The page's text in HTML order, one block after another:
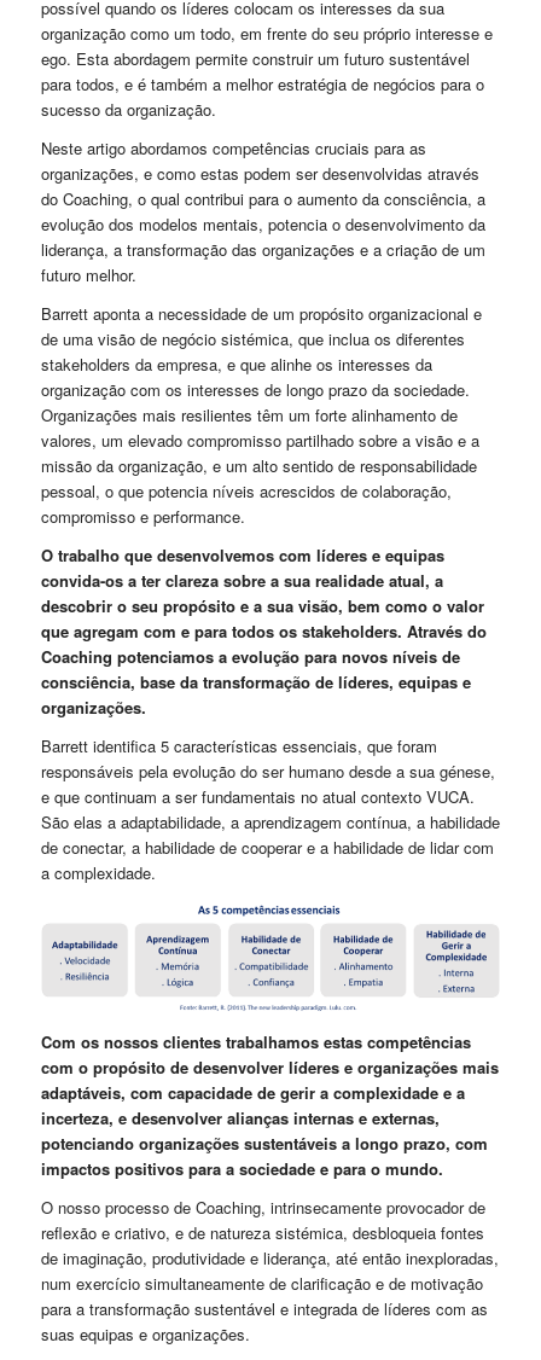
possível quando os líderes colocam os interesses da sua
organização como um todo, em frente do seu próprio interesse e
ego. Esta abordagem permite construir um futuro sustentável
para todos, e é também a melhor estratégia de negócios para o
sucesso da organização.
Neste artigo abordamos competências cruciais para as
organizações, e como estas podem ser desenvolvidas através
do Coaching, o qual contribui para o aumento da consciência, a
evolução dos modelos mentais, potencia o desenvolvimento da
liderança, a transformação das organizações e a criação de um
futuro melhor.
Barrett aponta a necessidade de um propósito organizacional e
de uma visão de negócio sistémica, que inclua os diferentes
stakeholders da empresa, e que alinhe os interesses da
organização com os interesses de longo prazo da sociedade.
Organizações mais resilientes têm um forte alinhamento de
valores, um elevado compromisso partilhado sobre a visão e a
missão da organização, e um alto sentido de responsabilidade
pessoal, o que potencia níveis acrescidos de colaboração,
compromisso e performance.
O trabalho que desenvolvemos com líderes e equipas
convida-os a ter clareza sobre a sua realidade atual, a
descobrir o seu propósito e a sua visão, bem como o valor
que agregam com e para todos os stakeholders. Através do
Coaching potenciamos a evolução para novos níveis de
consciência, base da transformação de líderes, equipas e
organizações.
Barrett identifica 5 características essenciais, que foram
responsáveis pela evolução do ser humano desde a sua génese,
e que continuam a ser fundamentais no atual contexto VUCA.
São elas a adaptabilidade, a aprendizagem contínua, a habilidade
de conectar, a habilidade de cooperar e a habilidade de lidar com
a complexidade.
Com os nossos clientes trabalhamos estas competências
com o propósito de desenvolver líderes e organizações mais
adaptáveis, com capacidade de gerir a complexidade e a
incerteza, e desenvolver alianças internas e externas,
potenciando organizações sustentáveis a longo prazo, com
impactos positivos para a sociedade e para o mundo.
O nosso processo de Coaching, intrinsecamente provocador de
reflexão e criativo, e de natureza sistémica, desbloqueia fontes
de imaginação, produtividade e liderança, até então inexploradas,
num exercício simultaneamente de clarificação e de motivação
para a transformação sustentável e integrada de líderes com as
suas equipas e organizações.